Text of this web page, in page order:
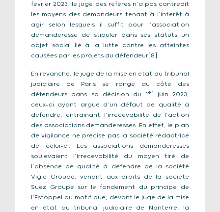
février 2023, le juge des référés n’a pas contredit
les moyens des demandeurs tenant à l’intérêt à
agir selon lesquels il suffit pour l’association
demanderesse de stipuler dans ses statuts un
objet social lié à la lutte contre les atteintes
causées par les projets du défendeur[8].
En revanche, le juge de la mise en état du tribunal
judiciaire de Paris se range du côté des
défendeurs dans sa décision du 1er
juin 2023,
ceux-ci ayant argué d’un défaut de qualité à
défendre, entrainant l’irrecevabilité de l’action
des associations demanderesses. En effet, le plan
de vigilance ne précise pas la société rédactrice
de celui-ci. Les associations demanderesses
soulevaient l’irrecevabilité du moyen tiré de
l’absence de qualité à défendre de la société
Vigie Groupe, venant aux droits de la société
Suez Groupe sur le fondement du principe de
l’Estoppel au motif que, devant le juge de la mise
en état du tribunal judiciaire de Nanterre, la